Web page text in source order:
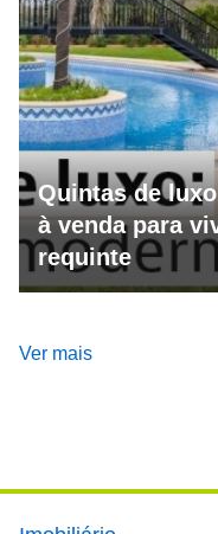
Quintas de
à venda para
requinte
Ver mais
Footer main menu